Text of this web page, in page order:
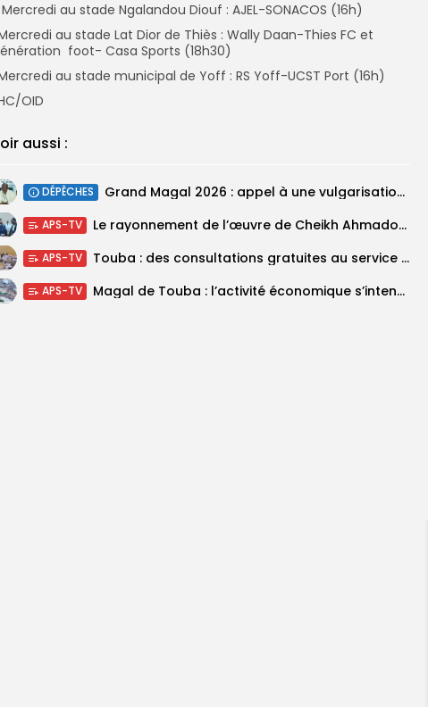
au stade Ngalandou Diouf : AJEL-SONACOS (16h)
au stade Lat Dior de Thiès : Wally Daan-Thies FC et
foot- Casa Sports (18h30)
au stade municipal de Yoff : RS Yoff-UCST Port (16h)
OID
aussi :
DÉPÊCHES Grand Magal 2026 : appel à une vulgarisation du message universel de...
APS-TV Le rayonnement de l’œuvre de Cheikh Ahmadou Bamba au cœur des réflexions
APS-TV Touba : des consultations gratuites au service des populations
APS-TV Magal de Touba : l’activité économique s’intensifie à la veille de l’événement